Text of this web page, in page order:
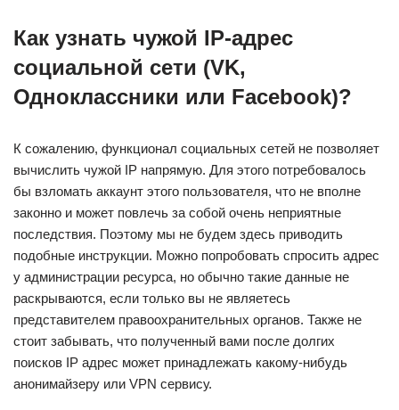
Как узнать чужой IP-адрес
социальной сети (VK,
Одноклассники или Facebook)?
К сожалению, функционал социальных сетей не позволяет
вычислить чужой IP напрямую. Для этого потребовалось
бы взломать аккаунт этого пользователя, что не вполне
законно и может повлечь за собой очень неприятные
последствия. Поэтому мы не будем здесь приводить
подобные инструкции. Можно попробовать спросить адрес
у администрации ресурса, но обычно такие данные не
раскрываются, если только вы не являетесь
представителем правоохранительных органов. Также не
стоит забывать, что полученный вами после долгих
поисков IP адрес может принадлежать какому-нибудь
анонимайзеру или VPN сервису.